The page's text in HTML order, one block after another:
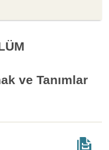
ve Tanımlar